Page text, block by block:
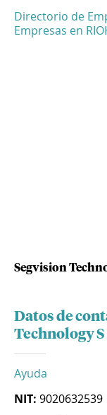
Directorio de
Empresas en
Segvision
Datos de
Technology S
Ayuda
NIT: 9020632539